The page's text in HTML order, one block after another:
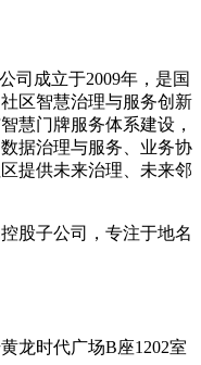
司成立于2009年，是国
区智慧治理与服务创新
慧门牌服务体系建设，
据治理与服务、业务协
提供未来治理、未来邻
股子公司，专注于地名
龙时代广场B座1202室